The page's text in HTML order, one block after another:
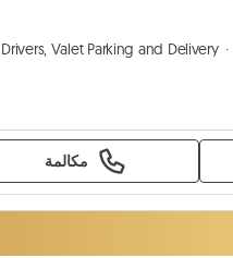
Drivers, Valet Parking and Delivery
مكالمة